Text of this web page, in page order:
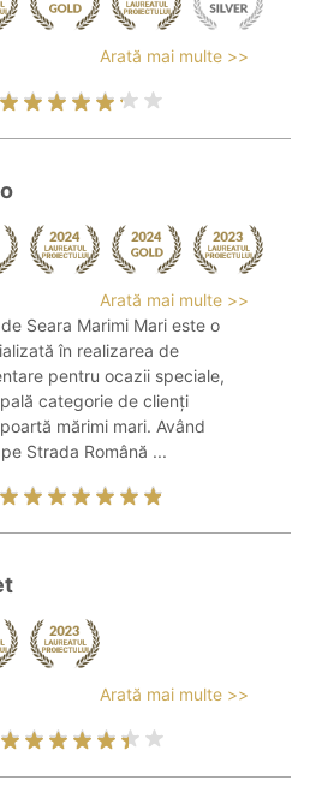
Arată mai multe >>
Arată mai multe >>
Seara Marimi Mari este o
în realizarea de
pentru ocazii speciale,
categorie de clienți
mărimi mari. Având
Strada Română ...
Arată mai multe >>